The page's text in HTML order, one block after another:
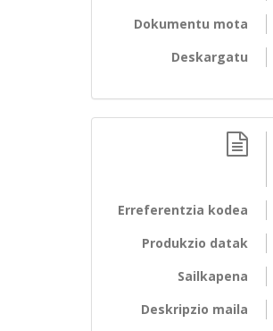
Dokumentu mota
Deskargatu
Erreferentzia kodea
Produkzio datak
Sailkapena
Deskripzio maila